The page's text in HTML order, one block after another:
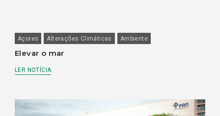
Açores Alterações Climáticas Ambiente
Elevar o mar
LER NOTÍCIA